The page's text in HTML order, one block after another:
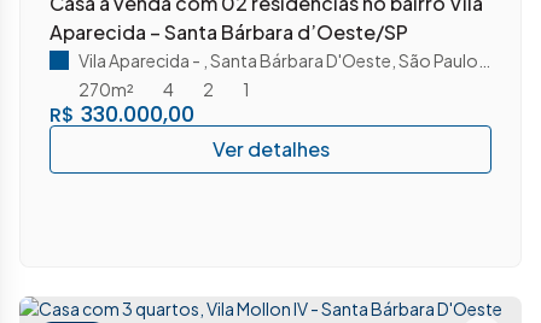
Aparecida – Santa Bárbara d’Oeste/SP
R$ 330.000,00
Vila Aparecida Santa Bárbara D'Oeste São Paulo
4
2
270m² 1